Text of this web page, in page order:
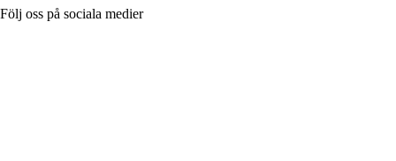
Följ oss på sociala medier